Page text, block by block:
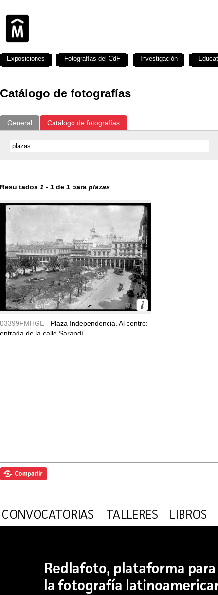
Catálogo de fotografías
General Catálogo de fotografías
Resultados 1 - 1 de 1 para plazas
03399FMHGE - Plaza Independencia. Al centro:
entrada de la calle Sarandí.
Exposiciones Fotografías del CdF Investigación